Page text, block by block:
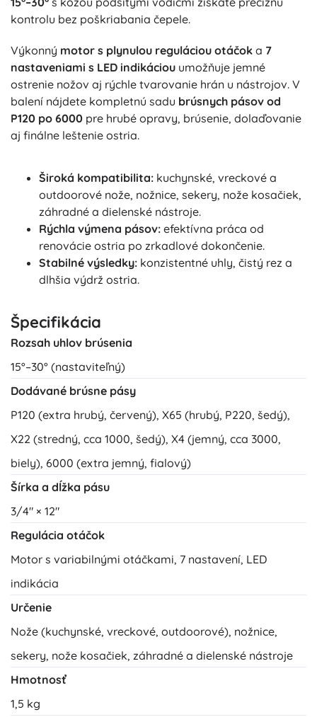
kontrolu bez poškriabania čepele.
Výkonný motor s plynulou reguláciou otáčok a 7
nastaveniami s LED indikáciou umožňuje jemné
ostrenie nožov aj rýchle tvarovanie hrán u nástrojov. V
balení nájdete kompletnú sadu brúsnych pásov od
P120 po 6000 pre hrubé opravy, brúsenie, dolaďovanie
aj finálne leštenie ostria.
Široká kompatibilita: kuchynské, vreckové a
outdoorové nože, nožnice, sekery, nože kosačiek,
záhradné a dielenské nástroje.
Rýchla výmena pásov: efektívna práca od
renovácie ostria po zrkadlové dokončenie.
Stabilné výsledky: konzistentné uhly, čistý rez a
dlhšia výdrž ostria.
Špecifikácia
Rozsah uhlov brúsenia
15°–30° (nastaviteľný)
Dodávané brúsne pásy
P120 (extra hrubý, červený), X65 (hrubý, P220, šedý),
X22 (stredný, cca 1000, šedý), X4 (jemný, cca 3000,
biely), 6000 (extra jemný, fialový)
Šírka a dĺžka pásu
3/4" × 12"
Regulácia otáčok
Motor s variabilnými otáčkami, 7 nastavení, LED
indikácia
Určenie
Nože (kuchynské, vreckové, outdoorové), nožnice,
sekery, nože kosačiek, záhradné a dielenské nástroje
Hmotnosť
1,5 kg